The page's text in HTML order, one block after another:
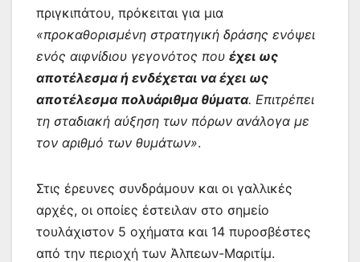
πριγκιπάτου, πρόκειται για μια
«προκαθορισμένη στρατηγική δράσης ενόψει
ενός αιφνίδιου γεγονότος που έχει ως
αποτέλεσμα ή ενδέχεται να έχει ως
αποτέλεσμα πολυάριθμα θύματα. Επιτρέπει
τη σταδιακή αύξηση των πόρων ανάλογα με
τον αριθμό των θυμάτων».
Στις έρευνες συνδράμουν και οι γαλλικές
αρχές, οι οποίες έστειλαν στο σημείο
τουλάχιστον 5 οχήματα και 14 πυροσβέστες
από την περιοχή των Άλπεων-Μαριτίμ.